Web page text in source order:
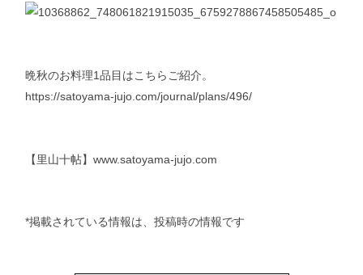
晩秋のお料理1品目はこちらご紹介。
https://satoyama-jujo.com/journal/plans/496/
【里山十帖】www.satoyama-jujo.com
*掲載されている情報は、投稿時の情報です